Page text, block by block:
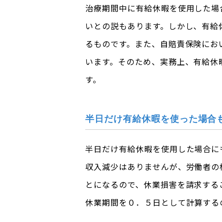
治療期間中に有給休暇を使用した
いとの説もあります。しかし、有
るものです。また、自賠責保険に
います。そのため、実務上、有給
す。
半日だけ有給休暇を使った場合
半日だけ有給休暇を使用した場合
収入減少はありませんが、労働者
とになるので、休業損害を請求す
休業期間を０．５日として計算す